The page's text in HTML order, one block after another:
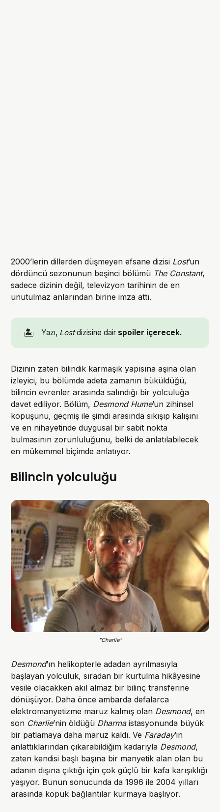
2000’lerin dillerden düşmeyen efsane dizisi Lost’un
dördüncü sezonunun beşinci bölümü The Constant,
sadece dizinin değil, televizyon tarihinin de en
unutulmaz anlarından birine imza attı.
🏝️ Yazı, Lostdizisine dair spoiler içerecek.
Dizinin zaten bilindik karmaşık yapısına aşina olan
izleyici, bu bölümde adeta zamanın büküldüğü,
bilincin evrenler arasında salındığı bir yolculuğa
davet ediliyor. Bölüm, Desmond Hume’un zihinsel
kopuşunu, geçmiş ile şimdi arasında sıkışıp kalışını
ve en nihayetinde duygusal bir sabit nokta
bulmasının zorunluluğunu, belki de anlatılabilecek
en mükemmel biçimde anlatıyor.
Bilincin yolculuğu
"Charlie"
Desmond’ın helikopterle adadan ayrılmasıyla
başlayan yolculuk, sıradan bir kurtulma hikâyesine
vesile olacakken akıl almaz bir bilinç transferine
dönüşüyor. Daha önce ambarda defalarca
elektromanyetizme maruz kalmış olan Desmond, en
son Charlie’nin öldüğü Dharmaistasyonunda büyük
bir patlamaya daha maruz kaldı. Ve Faraday’in
anlattıklarından çıkarabildiğim kadarıyla Desmond,
zaten kendisi başlı başına bir manyetik alan olan bu
adanın dışına çıktığı için çok güçlü bir kafa karışıklığı
yaşıyor. Bunun sonucunda da 1996 ile 2004 yılları
arasında kopuk bağlantılar kurmaya başlıyor.